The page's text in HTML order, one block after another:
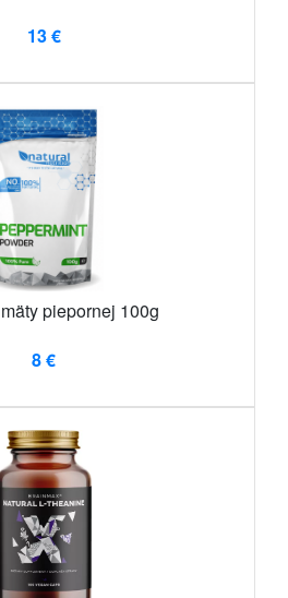
13 €
piepornej 100g
8 €